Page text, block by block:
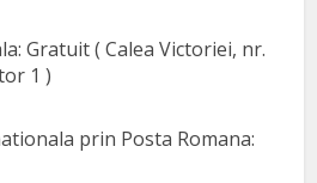
Gratuit ( Calea Victoriei, nr.
1 )
prin Posta Romana: